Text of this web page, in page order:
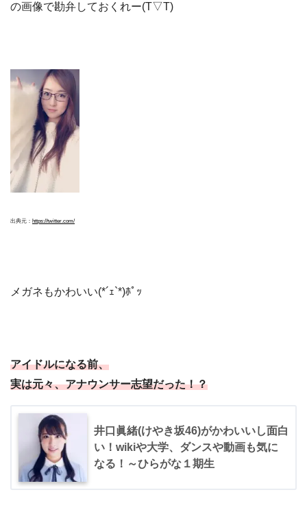
の画像で勘弁しておくれー(T▽T)
出典元： https://twitter.com/
メガネもかわいい(*´ｪ`*)ﾎﾟｯ
アイドルになる前、
実は元々、アナウンサー志望だった！？
井口眞緒(けやき坂46)がかわいいし面白
い！wikiや大学、ダンスや動画も気に
なる！～ひらがな１期生